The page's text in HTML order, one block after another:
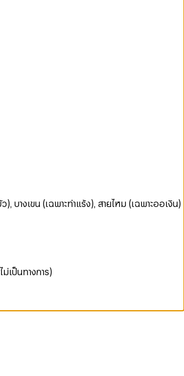
), บางเขน (เฉพาะท่าแร้ง), สายไหม (เฉพาะออเงิน)
เป็นทางการ)